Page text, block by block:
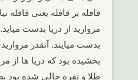
قافله بر قافله یعنی قافله
مروارید از دریا بدست
بدست میایند. آنقدر
بخشیده بود که دریا ها از
طلا و نقره خالی شده بود